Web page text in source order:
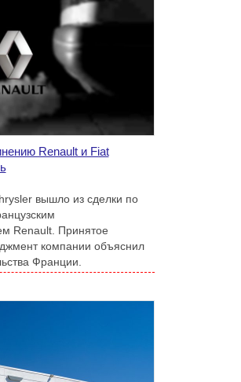
Renault и Fiat
вышло из сделки по
Renault. Принятое
компании объяснил
Франции.